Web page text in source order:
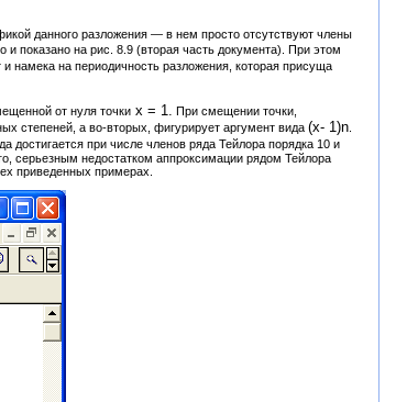
данного разложения — в нем просто отсутствуют члены
и показано на рис. 8.9 (вторая часть документа). При этом
намека на периодичность разложения, которая присуща
от нуля точки х = 1. При смещении точки,
степеней, а во-вторых, фигурирует аргумент вида (х- 1)n
достигается при числе членов ряда Тейлора порядка 10 и
серьезным недостатком аппроксимации рядом Тейлора
приведенных примерах.